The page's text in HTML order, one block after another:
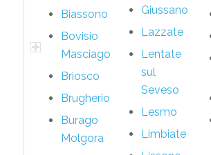
Biassono
Bovisio
Masciago
Briosco
Brugherio
Burago
Molgora
Giussano
Lazzate
Lentate
sul
Seveso
Lesmo
Limbiate